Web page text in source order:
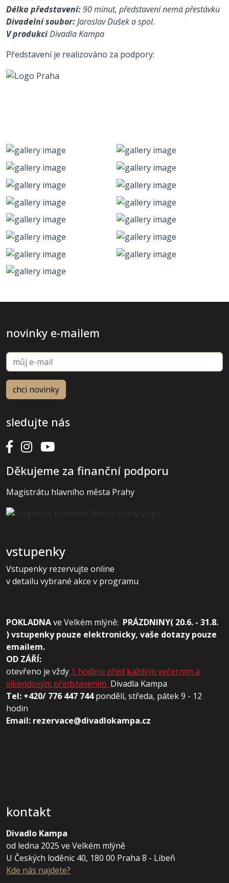
Délka představení:90 minut, představení nemá přestávku
Divadelní soubor:Jaroslav Dušek a spol.
V produkciDivadla Kampa
Představení je realizováno za podpory:
novinky e-mailem
sledujte nás
Děkujeme za finanční podporu
Magistrátu hlavního města Prahy
vstupenky
Vstupenky rezervujte online
v detailu vybrané akce v programu
POKLADNAve Velkém mlýně: PRÁZDNINY( 20.6. - 31.8.
) vstupenky pouze elektronicky, vaše dotazy pouze
emailem.
OD ZÁŘÍ:
otevřeno je vždy 1 hodinu před každým večerním a
víkendovým představením Divadla Kampa
Tel: +420/ 776 447 744pondělí, středa, pátek 9 - 12
hodin
Email: rezervace@divadlokampa.cz
kontakt
Divadlo Kampa
od ledna 2025 ve Velkém mlýně
U Českých loděnic 40, 180 00 Praha 8 - Libeň
Kde nás najdete?